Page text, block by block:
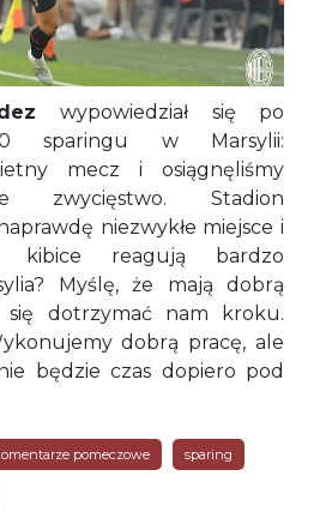
wypowiedział się po
sparingu w Marsylii:
mecz i osiągnęliśmy
zwycięstwo. Stadion
niezwykłe miejsce i
kibice reagują bardzo
Myślę, że mają dobrą
się dotrzymać nam kroku.
dobrą pracę, ale
będzie czas dopiero pod
pomeczowe sparing